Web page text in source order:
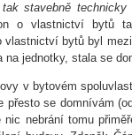
stavebně technicky
o vlastnictví bytů
bytů byl
jednotky, stala se
v bytovém
se domnívám
nebrání tomu